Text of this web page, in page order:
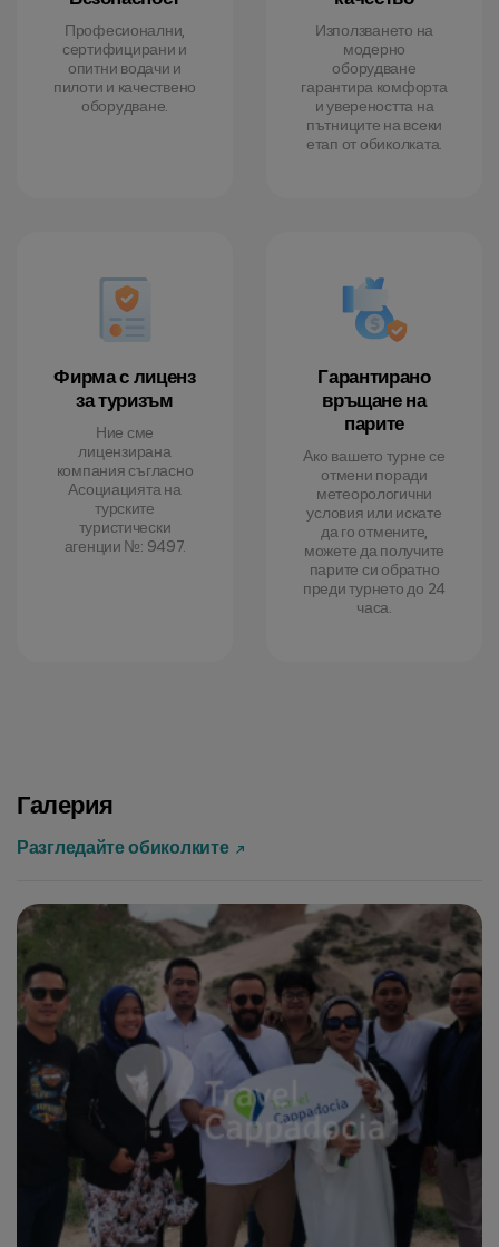
Професионални,
сертифицирани и
опитни водачи и
пилоти и качествено
оборудване.
Използването на
модерно
оборудване
гарантира комфорта
и увереността на
пътниците на всеки
етап от обиколката.
Фирма с лиценз
за туризъм
Ние сме
лицензирана
компания съгласно
Асоциацията на
турските
туристически
агенции №: 9497.
Гарантирано
връщане на
парите
Ако вашето турне се
отмени поради
метеорологични
условия или искате
да го отмените,
можете да получите
парите си обратно
преди турнето до 24
часа.
Галерия
Разгледайте обиколките